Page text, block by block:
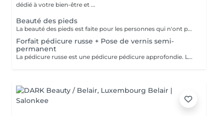
dédié à votre bien-être et ...
Beauté des pieds
La beauté des pieds est faite pour les personnes qui n'ont pas de problème particulier au niveau de leur pieds. Elle comprend la pousse des cuticules, la coupe des ongles et le limage, léger ponçage de la plaque de l'ongle, et rape de la plante du pied. Pose de vernis transparent et application de crème inclues.
Forfait pédicure russe + Pose de vernis semi-
permanent
La pédicure russe est une pédicure pédicure approfondie. La durée de votre vernis permanent va durer 1 semaine de plus.